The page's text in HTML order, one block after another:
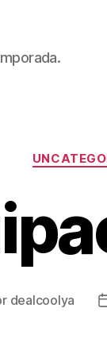
dealcoolya